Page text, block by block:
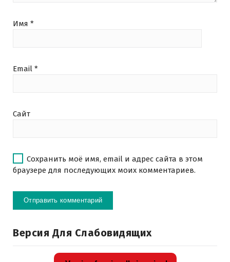
Имя *
Email *
Сайт
Сохранить моё имя, email и адрес сайта в этом
браузере для последующих моих комментариев.
Версия Для Слабовидящих